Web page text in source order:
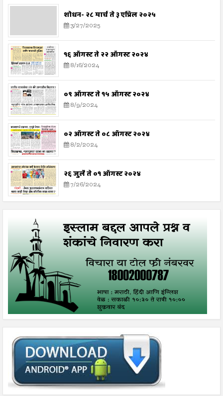
शोधन- २८ मार्च ते ३ एप्रिल २०२५
3/27/2025
१६ ऑगस्ट ते २२ ऑगस्ट २०२४
8/16/2024
०९ ऑगस्ट ते १५ ऑगस्ट २०२४
8/9/2024
०२ ऑगस्ट ते ०८ ऑगस्ट २०२४
8/2/2024
२६ जुलै ते ०१ ऑगस्ट २०२४
7/26/2024